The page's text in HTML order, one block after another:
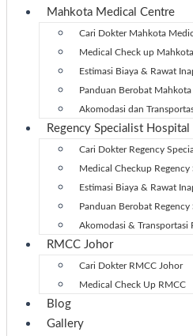
Mahkota Medical Centre
Cari Dokter Mahkota
Medical Check up
Estimasi Biaya & Rawat
Panduan Berobat
Akomodasi dan
Regency Specialist Hospital
Cari Dokter Regency
Medical Checkup Regency
Estimasi Biaya & Rawat
Panduan Berobat Regency
Akomodasi & Transportasi
RMCC Johor
Cari Dokter RMCC Johor
Medical Check Up RMCC
Blog
Gallery